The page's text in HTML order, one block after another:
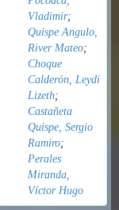
Vladimir;
Quispe Angulo,
River Mateo;
Choque
Calderón, Leydi
Lizeth;
Castañeta
Quispe, Sergio
Ramiro;
Perales
Miranda,
Víctor Hugo